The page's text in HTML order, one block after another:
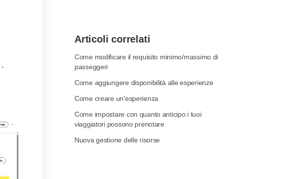
.
Articoli correlati
Come modificare il requisito minimo/massimo di
passeggeri
Come aggiungere disponibilità alle esperienze
Come creare un'esperienza
Come impostare con quanto anticipo i tuoi
viaggiatori possono prenotare
Nuova gestione delle risorse